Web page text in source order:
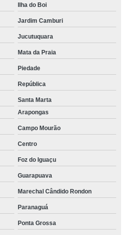
Ilha do Boi
Jardim Camburi
Jucutuquara
Mata da Praia
Piedade
República
Santa Marta
Arapongas
Campo Mourão
Centro
Foz do Iguaçu
Guarapuava
Marechal Cândido Rondon
Paranaguá
Ponta Grossa